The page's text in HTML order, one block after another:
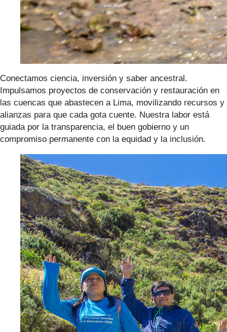
Conectamos ciencia, inversión y saber ancestral.
Impulsamos proyectos de conservación y restauración en
las cuencas que abastecen a Lima, movilizando recursos y
alianzas para que cada gota cuente. Nuestra labor está
guiada por la transparencia, el buen gobierno y un
compromiso permanente con la equidad y la inclusión.